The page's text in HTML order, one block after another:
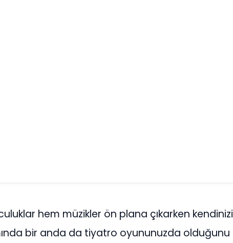
hem müzikler ön plana çıkarken kendinizi
bir anda da tiyatro oyununuzda olduğunu